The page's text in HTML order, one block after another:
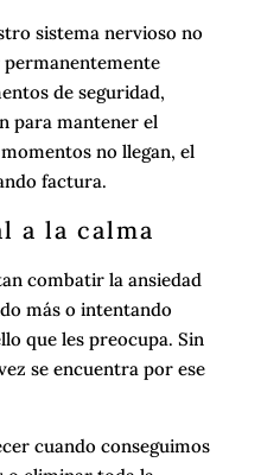
sistema nervioso no
de seguridad,
para mantener el
no llegan, el
factura.
a la calma
combatir la ansiedad
más o intentando
que les preocupa. Sin
se encuentra por ese
cuando conseguimos